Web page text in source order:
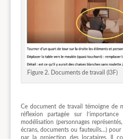
Figure 2. Documents de travail (I3F)
Ce document de travail témoigne de
réflexion partagée sur
modélisation (personnages
écrans, documents ou fauteuils…) pour
par la projection des locataires. Il